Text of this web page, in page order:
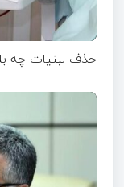
حذف لبنیات چه